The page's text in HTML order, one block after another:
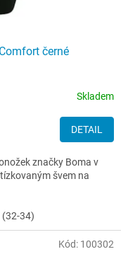
černé
Skladem
DETAIL
značky Boma v
švem na
(32-34)
Kód: 100302